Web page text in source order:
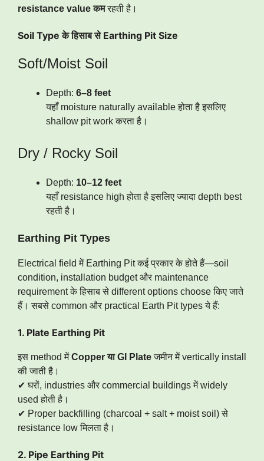
resistance value कमरहती है।
Soil Type के हिसाब से Earthing Pit Size
Soft/Moist Soil
Depth: 6–8 feet
यहाँ moisture naturally available होता है इसलिए
shallow pit work करता है।
Dry / Rocky Soil
Depth: 10–12 feet
यहाँ resistance high होता है इसलिए ज्यादा depth best
रहती है।
Earthing Pit Types
Electrical field में Earthing Pit कई प्रकार के होते हैं—soil
condition, installation budget और maintenance
requirement के हिसाब से different options choose किए जाते
हैं। सबसे common और practical Earth Pit types ये हैं:
1. Plate Earthing Pit
इस method मेंCopper या GI Plateजमीन में vertically install
की जाती है।
✔ घरों, industries और commercial buildings में widely
used होती है।
✔ Proper backfilling (charcoal + salt + moist soil) से
resistance low मिलता है।
2. Pipe Earthing Pit